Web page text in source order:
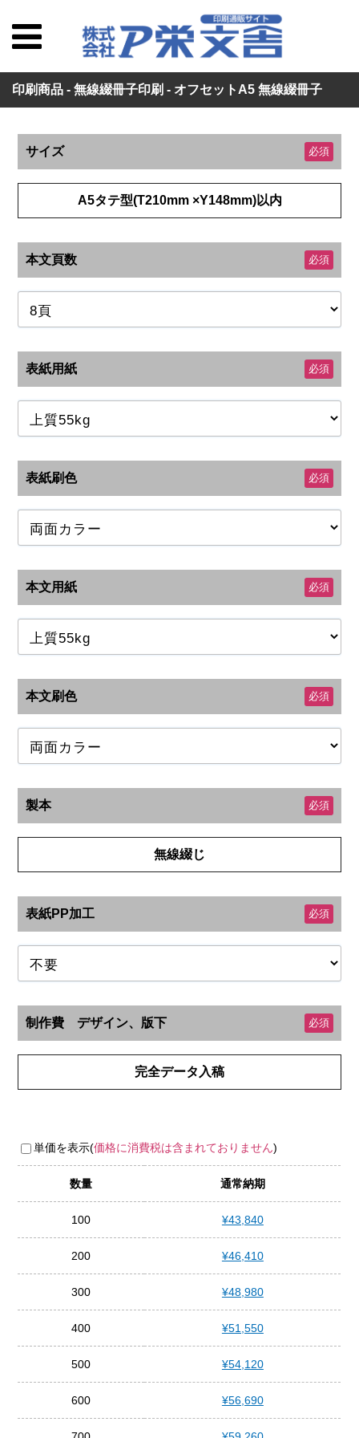
印刷商品 - 無線綴冊子印刷 - オフセットA5 無線綴冊子
サイズ 必須
A5タテ型(T210mm ×Y148mm)以内
本文頁数 必須
表紙用紙 必須
表紙刷色 必須
本文用紙 必須
本文刷色 必須
製本 必須
無線綴じ
表紙PP加工 必須
制作費 デザイン、版下 必須
完全データ入稿
単価を表示(価格に消費税は含まれておりません)
数量 通常納期
100 ¥43,840
200 ¥46,410
300 ¥48,980
400 ¥51,550
500 ¥54,120
600 ¥56,690